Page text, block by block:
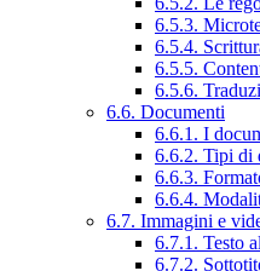
6.5.3.
6.5.4.
6.5.5.
6.5.6.
6.6. Documenti
6.6.1. I
6.6.2. Tipi di
6.6.3.
6.6.4.
6.7. Immagini e
6.7.1. Testo
6.7.2.